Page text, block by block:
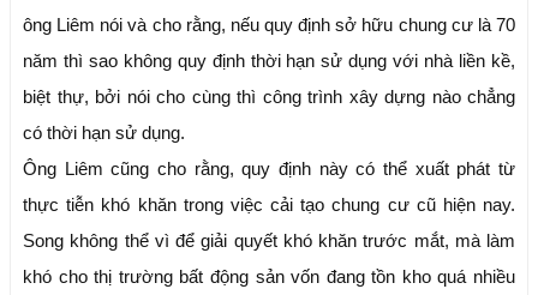
ông Liêm nói và cho rằng, nếu quy định sở hữu chung cư là 70
năm thì sao không quy định thời hạn sử dụng với nhà liền kề,
biệt thự, bởi nói cho cùng thì công trình xây dựng nào chẳng
có thời hạn sử dụng.
Ông Liêm cũng cho rằng, quy định này có thể xuất phát từ
thực tiễn khó khăn trong việc cải tạo chung cư cũ hiện nay.
Song không thể vì để giải quyết khó khăn trước mắt, mà làm
khó cho thị trường bất động sản vốn đang tồn kho quá nhiều